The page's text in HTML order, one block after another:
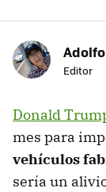
Editor
Donald
mes para
vehículos
sería un